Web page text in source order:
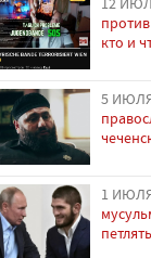
кто и
5
1
петлять